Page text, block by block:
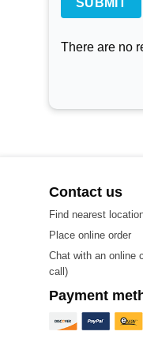
There are no
Contact us
Find nearest
Place online order
Chat with an online
call)
Payment